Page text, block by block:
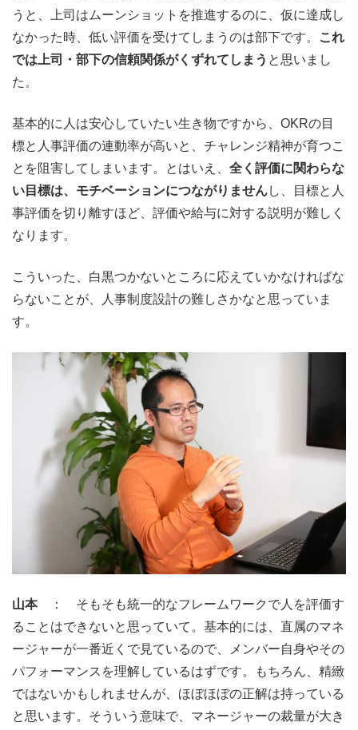
うと、上司はムーンショットを推進するのに、仮に達成し
なかった時、低い評価を受けてしまうのは部下です。
これ
では上司・部下の信頼関係がくずれてしまう と思いまし
た。
基本的に人は安心していたい生き物ですから、OKRの目
標と人事評価の連動率が高いと、チャレンジ精神が育つこ
とを阻害してしまいます。とはいえ、 全く評価に関わらな
い目標は、モチベーションにつながりませんし、目標と人
事評価を切り離すほど、評価や給与に対する説明が難しく
なります。
こういった、白黒つかないところに応えていかなければな
らないことが、人事制度設計の難しさかなと思っていま
す。
山本
： そもそも統一的なフレームワークで人を評価す
ることはできないと思っていて。基本的には、直属のマネ
ージャーが一番近くで見ているので、メンバー自身やその
パフォーマンスを理解しているはずです。もちろん、精緻
ではないかもしれませんが、ほぼほぼの正解は持っている
と思います。そういう意味で、マネージャーの裁量が大き